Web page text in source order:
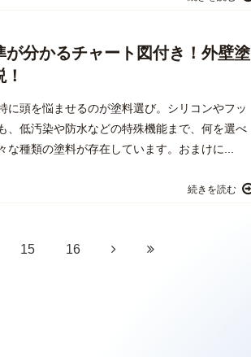
が分かるチャート図付き！外壁塗
に頭を悩ませるのが塗料選び。シリコンやフッ
、低汚染や防水などの特殊機能まで、何を選べ
な種類の塗料が存在しています。おまけに...
続きを読む
15 16